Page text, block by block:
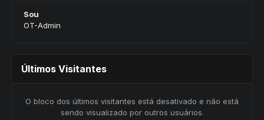
Sou
OT-Admin
Últimos Visitantes
O bloco dos últimos visitantes está desativado e não está
sendo visualizado por outros usuários.